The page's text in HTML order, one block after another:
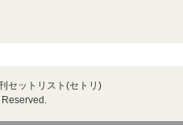
セットリスト(セトリ)